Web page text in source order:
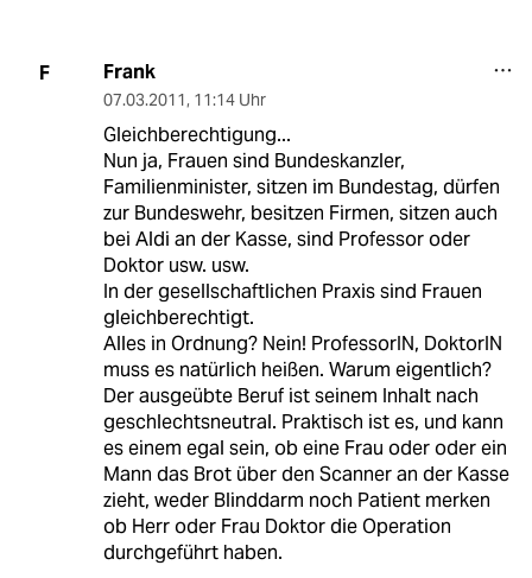
F Frank
07.03.2011, 11:14 Uhr
Gleichberechtigung...
Nun ja, Frauen sind Bundeskanzler,
Familienminister, sitzen im Bundestag, dürfen
zur Bundeswehr, besitzen Firmen, sitzen auch
bei Aldi an der Kasse, sind Professor oder
Doktor usw. usw.
In der gesellschaftlichen Praxis sind Frauen
gleichberechtigt.
Alles in Ordnung? Nein! ProfessorIN, DoktorIN
muss es natürlich heißen. Warum eigentlich?
Der ausgeübte Beruf ist seinem Inhalt nach
geschlechtsneutral. Praktisch ist es, und kann
es einem egal sein, ob eine Frau oder oder ein
Mann das Brot über den Scanner an der Kasse
zieht, weder Blinddarm noch Patient merken
ob Herr oder Frau Doktor die Operation
durchgeführt haben.